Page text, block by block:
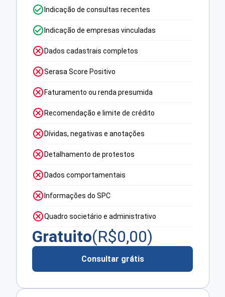
Indicação de consultas recentes
Indicação de empresas vinculadas
Dados cadastrais completos
Serasa Score Positivo
Faturamento ou renda presumida
Recomendação e limite de crédito
Dívidas, negativas e anotações
Detalhamento de protestos
Dados comportamentais
Informações do SPC
Quadro societário e administrativo
Gratuito(R$0,00)
Consultar grátis